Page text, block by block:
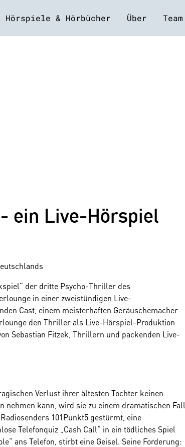
Hörspiele & Hörbücher Über Team
ein Live-Hörspiel
der dritte Psycho-Thriller des
in einer zweistündigen Live-
Cast, einem meisterhaften Geräuschemacher
den Thriller als Live-Hörspiel-Produktion
Sebastian Fitzek, Thrillern und packenden Live-
Verlust ihrer ältesten Tochter keinen
nehmen kann, wird sie zu einem dramatischen Fall
101Punkt5 gestürmt, eine
Telefonquiz „Cash Call“ in ein tödliches Spiel
ans Telefon, stirbt eine Geisel. Seine Forderung: